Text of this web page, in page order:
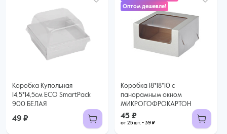
Коробка Купольная
14,5*14,5см ECO SmartPack
900 БЕЛАЯ
49 ₽
Оптом дешевле!
Коробка 18*18*10 с
панорамным окном
МИКРОГОФРОКАРТОН
45 ₽
от 25 шт. - 39 ₽
45 ₽
39 ₽ за шт. при заказе от 25 шт.
Купить оптом